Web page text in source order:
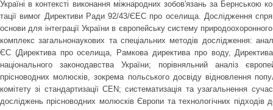
Україні в контексті виконання міжнародних зобов'язань за Бернською
тації вимог Директиви Ради 92/43/ЄЕС про оселища. Дослідження
основи для інтеграції України в європейську систему
комплекс загальнонаукових та спеціальних методів дослідження:
ЄС (Директива про оселища, Рамкова директива про воду,
національного законодавства України; порівняльний аналіз
прісноводних молюсків, зокрема польського досвіду відновлення
комітету зі стандартизації CEN; систематизація та узагальнення
досліджень прісноводних молюсків Європи та технологічних підходів